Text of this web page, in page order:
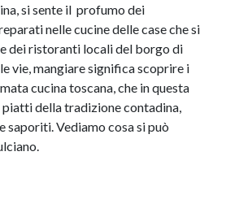
si sente il profumo dei
nelle cucine delle case che si
dei ristoranti locali del borgo di
vie, mangiare significa scoprire i
cucina toscana, che in questa
piatti della tradizione contadina,
saporiti. Vediamo cosa si può